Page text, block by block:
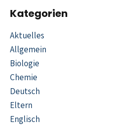
Kategorien
Aktuelles
Allgemein
Biologie
Chemie
Deutsch
Eltern
Englisch